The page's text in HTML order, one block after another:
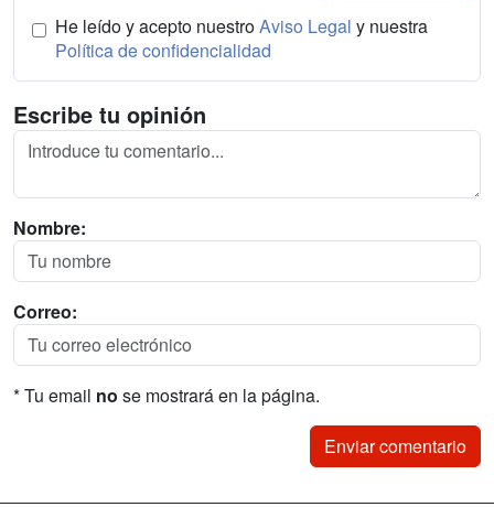
He leído y acepto nuestroAviso Legal y nuestra
Política de confidencialidad
Escribe tu opinión
Nombre:
Correo:
* Tu email no se mostrará en la página.